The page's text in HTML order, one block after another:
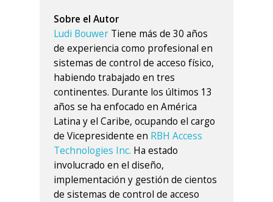
Sobre el Autor
Ludi Bouwer Tiene más de 30 años
de experiencia como profesional en
sistemas de control de acceso físico,
habiendo trabajado en tres
continentes. Durante los últimos 13
años se ha enfocado en América
Latina y el Caribe, ocupando el cargo
de Vicepresidente en RBH Access
Technologies Inc. Ha estado
involucrado en el diseño,
implementación y gestión de cientos
de sistemas de control de acceso